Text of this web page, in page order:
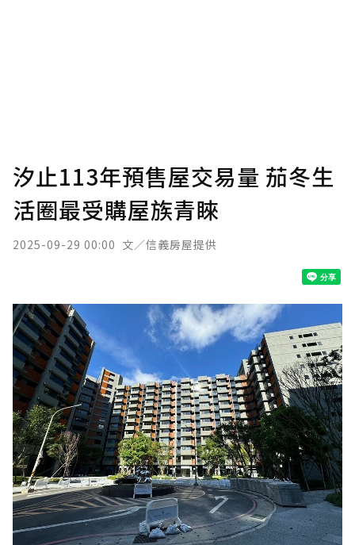
汐止113年預售屋交易量 茄冬生
活圈最受購屋族青睞
2025-09-29 00:00 文／信義房屋提供